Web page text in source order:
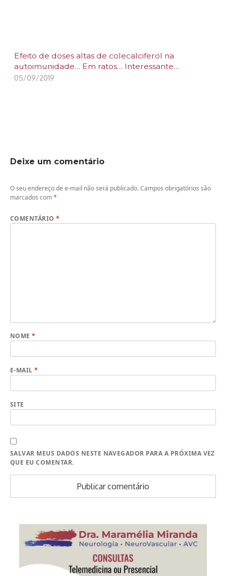
Efeito de doses altas de colecalciferol na
autoimunidade… Em ratos… Interessante…
05/09/2019
Deixe um comentário
O seu endereço de e-mail não será publicado.Campos obrigatórios são
marcados com*
COMENTÁRIO*
NOME*
E-MAIL*
SITE
SALVAR MEUS DADOS NESTE NAVEGADOR PARA A PRÓXIMA VEZ
QUE EU COMENTAR.